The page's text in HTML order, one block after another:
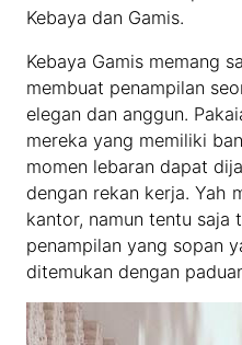
Kebaya dan Gamis.
Kebaya Gamis memang
membuat penampilan
elegan dan anggun.
mereka yang memiliki
momen lebaran dapat
dengan rekan kerja. Yah
kantor, namun tentu saja
penampilan yang sopan
ditemukan dengan